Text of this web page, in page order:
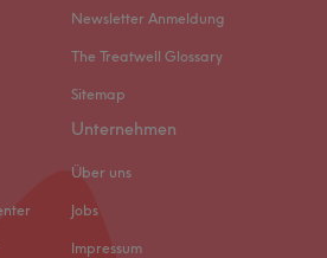
Sandra sagen
Newsletter Anmeldung
The Treatwell Glossary
Sitemap
Unternehmen
Über uns
Jobs
Impressum